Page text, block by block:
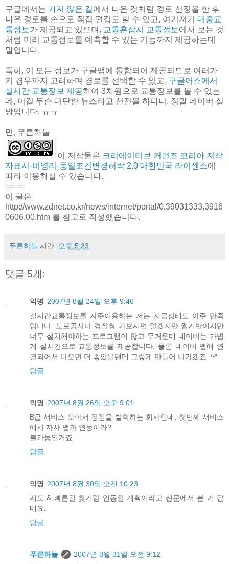
구글에서는 가지 않은 길에서 나온 것처럼 경로 선정을 한 후
나온 경로를 손으로 직접 편집도 할 수 있고, 여기저기 대중교
통정보 가 제공되고 있으며, 교통혼잡시 교통정보 에서 보는 것
처럼 미리 교통정보를 예측할 수 있는 기능까지 제공하는데
말입니다.
특히, 이 모든 정보가 구글맵에 통합되어 제공되므로 여러가
지 경우까지 고려하며 경로를 선택할 수 있고, 구글어스에서
실시간 교통정보 제공하여 3차원으로 교통정보를 볼 수 있는
데, 이걸 무슨 대단한 뉴스라고 선전을 하다니, 정말 네이버 실
망입니다. ㅠㅠ
민, 푸른하늘
이 저작물은 크리에이티브 커먼즈 코리아 저작
자표시-비영리-동일조건변경허락 2.0 대한민국 라이센스에
따라 이용하실 수 있습니다.
====
이 글은
http://www.zdnet.co.kr/news/internet/portal/0,39031333,3916
0606,00.htm 를 참고로 작성했습니다.
푸른하늘 시간: 오후 5:23
댓글 5개:
익명 2007년 8월 24일 오후 9:46
실시간교통정보를 자주이용하는 저는 지금상태도 아주 만족
입니다. 도로공사나 경찰청 가보시면 알겠지만 웹기반이지만
너무 설치해야하는 프로그램이 많고 무거운데 네이버는 가볍
게 실시간으로 교통정보를 제공합니다. 물론 네이버 맵에 연
결되어서 나오면 더 좋았을텐데 그렇게 만들어 나가겠죠. ^^
답글
익명 2007년 8월 26일 오후 9:01
B급 서비스 모아서 장점을 발휘하는 회사인데, 첫번째 서비스
에서 자사 맵과 연동이라?
불가능인거죠.
답글
익명 2007년 8월 30일 오전 10:23
지도 & 빠른길 찾기랑 연동할 계획이라고 신문에서 본 거 같
네요.
답글
푸른하늘
2007년 8월 31일 오전 9:12